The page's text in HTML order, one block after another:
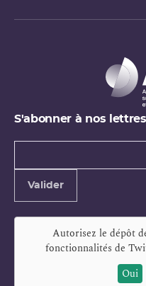
S'abonner à nos
Types de
Valider
Autorisez le dépôt
fonctionnalités de
Oui